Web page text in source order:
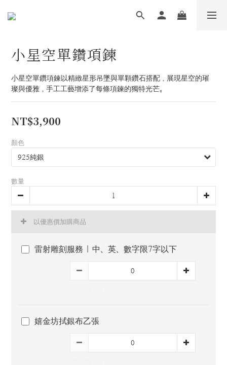
小星空單鑽項鍊
小星空單鑽項鍊以精緻星形吊墜與單顆鑽石搭配，展現星空的璀
璨與優雅，手工工藝增添了每條項鍊的獨特光芒。
NT$3,900
顏色
數量
以優惠價加購商品
雷射雕刻服務 | 中、英、數字限7字以下
嬉金坊拭銀布乙張